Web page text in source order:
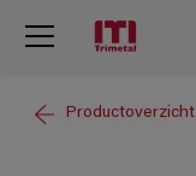
Productoverzicht